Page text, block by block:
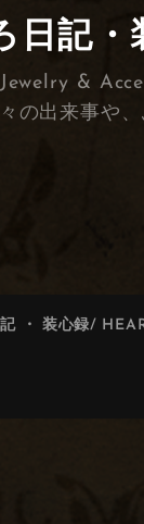
日記
&
の出来事や
・ 装心録/